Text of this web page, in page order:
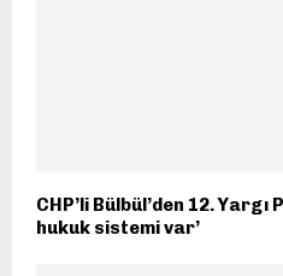
CHP’li Bülbül’den 12.
hukuk sistemi var’